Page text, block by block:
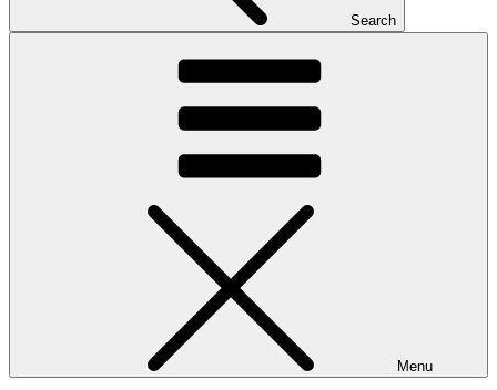
Search
Menu